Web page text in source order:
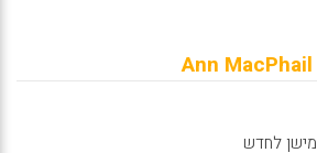
Ann MacPhail
מישן לחדש